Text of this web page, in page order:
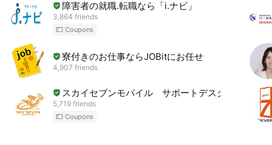
障害者の就職.転職なら「i.ナビ」
3,864 friends
Coupons
寮付きのお仕事ならJOBitにお任せ
4,907 friends
スカイセブンモバイル サポートデスク
5,719 friends
Coupons